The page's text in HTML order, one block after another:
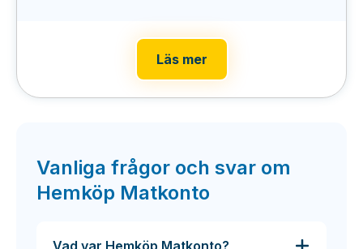
Läs mer
Vanliga frågor och svar om
Hemköp Matkonto
Vad var Hemköp Matkonto?